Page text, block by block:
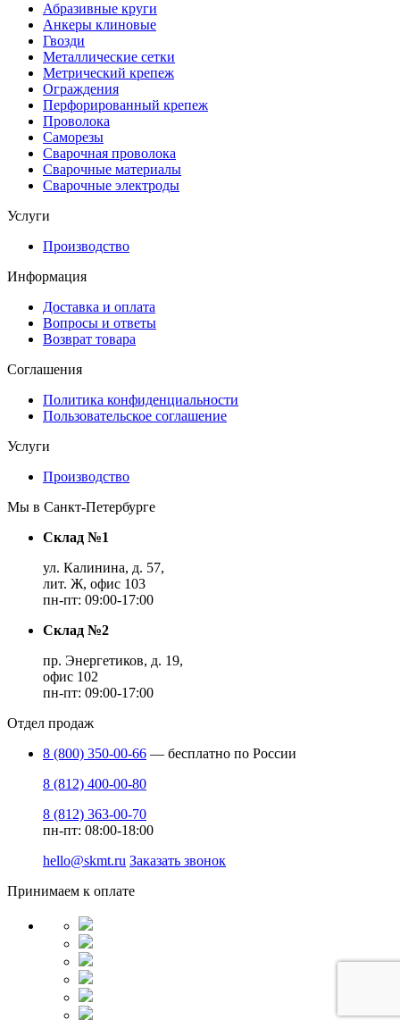
Абразивные круги
Анкеры клиновые
Гвозди
Металлические сетки
Метрический крепеж
Ограждения
Перфорированный крепеж
Проволока
Саморезы
Сварочная проволока
Сварочные материалы
Сварочные электроды
Услуги
Производство
Информация
Доставка и оплата
Вопросы и ответы
Возврат товара
Соглашения
Политика конфиденциальности
Пользовательское соглашение
Услуги
Производство
Мы в Санкт-Петербурге
Склад №1
ул. Калинина, д. 57,
лит. Ж, офис 103
пн-пт: 09:00-17:00
Склад №2
пр. Энергетиков, д. 19,
офис 102
пн-пт: 09:00-17:00
Отдел продаж
8 (800) 350-00-66 — бесплатно по России
8 (812) 400-00-80
8 (812) 363-00-70
пн-пт: 08:00-18:00
hello@skmt.ru Заказать звонок
Принимаем к оплате